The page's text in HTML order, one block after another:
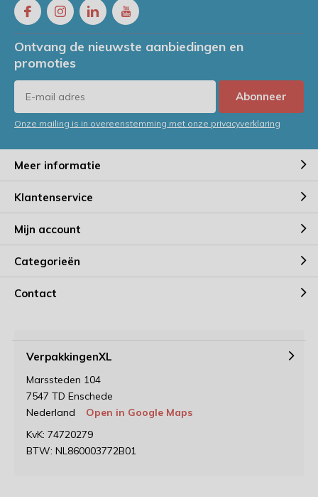
Ontvang de nieuwste aanbiedingen en
promoties
Abonneer
Onze mailing is in overeenstemming met onze privacyverklaring
Meer informatie
Klantenservice
Mijn account
Categorieën
Contact
VerpakkingenXL
Marssteden 104
7547 TD Enschede
Nederland
Open in Google Maps
KvK: 74720279
BTW: NL860003772B01